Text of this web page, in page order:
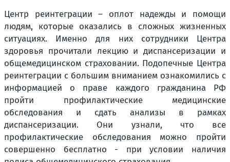
Центр реинтеграции – оплот надежды и помощи
людям, которые оказались в сложных жизненных
ситуациях. Именно для них сотрудники Центра
здоровья прочитали лекцию и диспансеризации и
общемедицинском страховании. Подопечные Центра
реинтеграции с большим вниманием ознакомились с
информацией о праве каждого гражданина РФ
пройти профилактические медицинские
обследования и сдать анализы в рамках
диспансеризации. Они узнали, что все
профилактические обследования можно пройти
совершенно бесплатно - при условии наличия